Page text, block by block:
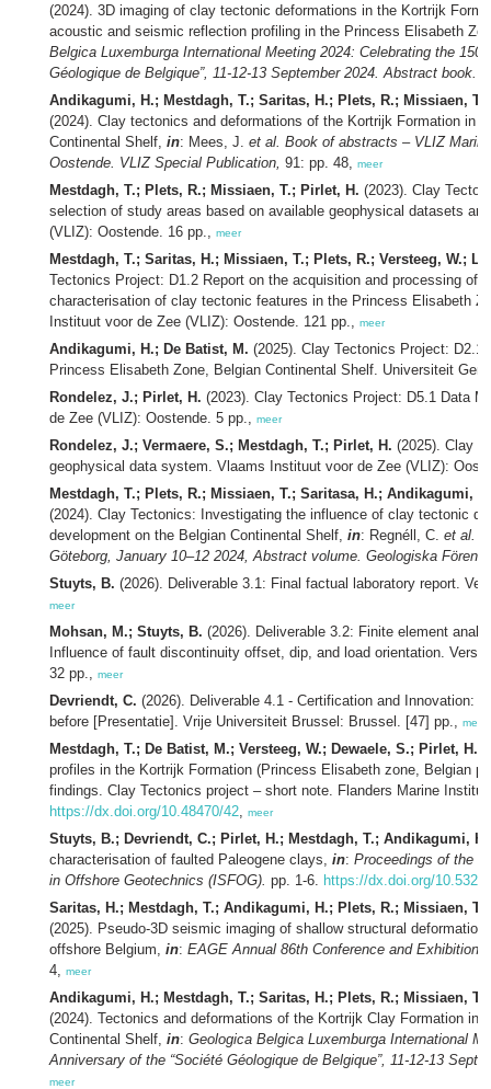
(2024). 3D imaging of clay tectonic deformations in the Kortrijk
acoustic and seismic reflection profiling in the Princess Elisabeth
Belgica Luxemburga International Meeting 2024: Celebrating the
Géologique de Belgique”, 11-12-13 September 2024. Abstract book.
Andikagumi, H.; Mestdagh, T.; Saritas, H.; Plets, R.; Missiaen,
(2024). Clay tectonics and deformations of the Kortrijk Formation in
Continental Shelf, in: Mees, J. et al. Book of abstracts – VLIZ
Oostende. VLIZ Special Publication, 91: pp. 48, meer
Mestdagh, T.; Plets, R.; Missiaen, T.; Pirlet, H. (2023). Clay
selection of study areas based on available geophysical datasets
(VLIZ): Oostende. 16 pp., meer
Mestdagh, T.; Saritas, H.; Missiaen, T.; Plets, R.; Versteeg, W.;
Tectonics Project: D1.2 Report on the acquisition and processing of
characterisation of clay tectonic features in the Princess Elisabeth
Instituut voor de Zee (VLIZ): Oostende. 121 pp., meer
Andikagumi, H.; De Batist, M. (2025). Clay Tectonics Project:
Princess Elisabeth Zone, Belgian Continental Shelf. Universiteit
Rondelez, J.; Pirlet, H. (2023). Clay Tectonics Project: D5.1 Data
de Zee (VLIZ): Oostende. 5 pp., meer
Rondelez, J.; Vermaere, S.; Mestdagh, T.; Pirlet, H. (2025). Clay
geophysical data system. Vlaams Instituut voor de Zee (VLIZ):
Mestdagh, T.; Plets, R.; Missiaen, T.; Saritasa, H.; Andikagumi,
(2024). Clay Tectonics: Investigating the influence of clay tectonic
development on the Belgian Continental Shelf, in: Regnéll, C. et al.
Göteborg, January 10–12 2024, Abstract volume. Geologiska
Stuyts, B. (2026). Deliverable 3.1: Final factual laboratory report.
meer
Mohsan, M.; Stuyts, B. (2026). Deliverable 3.2: Finite element
Influence of fault discontinuity offset, dip, and load orientation.
32 pp., meer
Devriendt, C. (2026). Deliverable 4.1 - Certification and Innovation:
before [Presentatie]. Vrije Universiteit Brussel: Brussel. [47] pp., meer
Mestdagh, T.; De Batist, M.; Versteeg, W.; Dewaele, S.; Pirlet, H.
profiles in the Kortrijk Formation (Princess Elisabeth zone, Belgian
findings. Clay Tectonics project – short note. Flanders Marine
https://dx.doi.org/10.48470/42, meer
Stuyts, B.; Devriendt, C.; Pirlet, H.; Mestdagh, T.; Andikagumi,
characterisation of faulted Paleogene clays, in: Proceedings of the
in Offshore Geotechnics (ISFOG). pp. 1-6. https://dx.doi.org/
Saritas, H.; Mestdagh, T.; Andikagumi, H.; Plets, R.; Missiaen,
(2025). Pseudo-3D seismic imaging of shallow structural
offshore Belgium, in: EAGE Annual 86th Conference and Exhibition,
4, meer
Andikagumi, H.; Mestdagh, T.; Saritas, H.; Plets, R.; Missiaen,
(2024). Tectonics and deformations of the Kortrijk Clay Formation in
Continental Shelf, in: Geologica Belgica Luxemburga International
Anniversary of the “Société Géologique de Belgique”, 11-12-13
meer